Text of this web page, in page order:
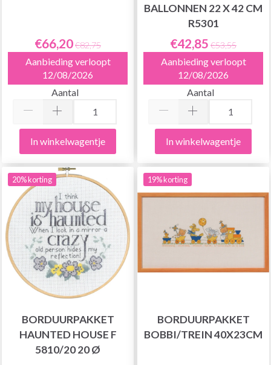
€66,20€82,75
Aanbieding verloopt
12/08/2026
Aantal
In winkelwagentje
BALLONNEN 22 X 42 CM
R5301
€42,85 €53,55
Aanbieding verloopt
12/08/2026
Aantal
In winkelwagentje
20% korting
BORDUURPAKKET
HAUNTED HOUSE F
5810/20 20 Ø
19% korting
BORDUURPAKKET
BOBBI/TREIN 40X23CM